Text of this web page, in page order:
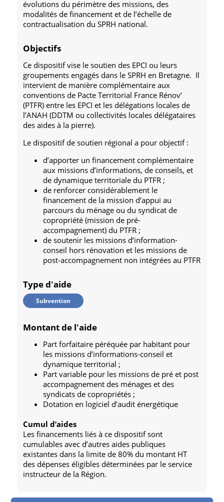
évolutions du périmètre des missions, des
modalités de financement et de l’échelle de
contractualisation du SPRH national.
Objectifs
Ce dispositif vise le soutien des EPCI ou leurs
groupements engagés dans le SPRH en Bretagne. Il
intervient de manière complémentaire aux
conventions de Pacte Territorial France Rénov’
(PTFR) entre les EPCI et les délégations locales de
l’ANAH (DDTM ou collectivités locales délégataires
des aides à la pierre).
Le dispositif de soutien régional a pour objectif :
d’apporter un financement complémentaire
aux missions d’informations, de conseils, et
de dynamique territoriale du PTFR ;
de renforcer considérablement le
financement de la mission d’appui au
parcours du ménage ou du syndicat de
copropriété (mission de pré-
accompagnement) du PTFR ;
de soutenir les missions d’information-
conseil hors rénovation et les missions de
post-accompagnement non intégrées au PTFR
Type d'aide
Subvention
Montant de l'aide
Part forfaitaire péréquée par habitant pour
les missions d’informations-conseil et
dynamique territorial ;
Part variable pour les missions de pré et post
accompagnement des ménages et des
syndicats de copropriétés ;
Dotation en logiciel d’audit énergétique
Cumul d’aides
Les financements liés à ce dispositif sont
cumulables avec d’autres aides publiques
existantes dans la limite de 80% du montant HT
des dépenses éligibles déterminées par le service
instructeur de la Région.